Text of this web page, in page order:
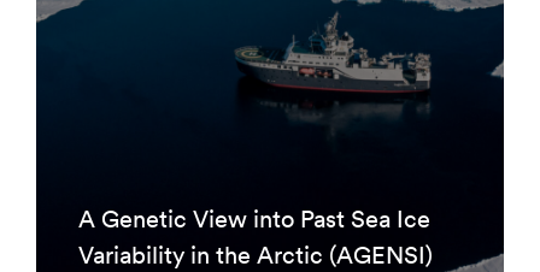
A Genetic View into Past Sea Ice
Variability in the Arctic (AGENSI)